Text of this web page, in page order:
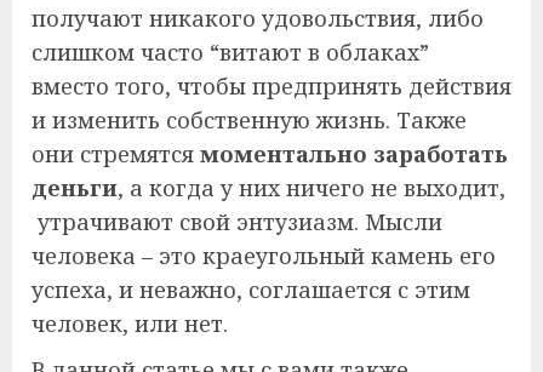
получают никакого удовольствия, либо
слишком часто “витают в облаках”
вместо того, чтобы предпринять действия
и изменить собственную жизнь. Также
они стремятся моментально заработать
деньги, а когда у них ничего не выходит,
утрачивают свой энтузиазм. Мысли
человека – это краеугольный камень его
успеха, и неважно, соглашается с этим
человек, или нет.